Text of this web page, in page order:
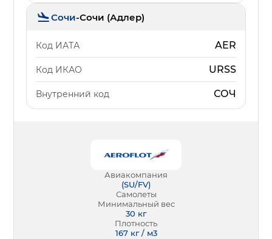
Сочи-Сочи (Адлер)
Код ИАТА AER
Код ИКАО URSS
Внутренний код СОЧ
Авиакомпания
(SU/FV)
Самолеты
Минимальный вес
30 кг
Плотность
167 кг / м3